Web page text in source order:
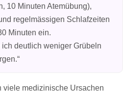
10 Minuten Atemübung),
regelmässigen Schlafzeiten
Minuten ein.
deutlich weniger Grübeln
medizinische Ursachen